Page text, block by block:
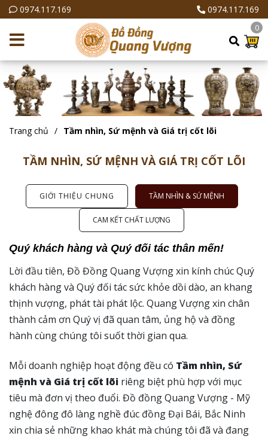
0974.117.169 0974.117.169
0
Trang chủ Tầm nhìn, Sứ mệnh và Giá trị cốt lõi
TẦM NHÌN, SỨ MỆNH VÀ GIÁ TRỊ CỐT LÕI
GIỚI THIỆU CHUNG TẦM NHÌN & SỨ MỆNH
CAM KẾT CHẤT LƯỢNG
Quý khách hàng và Quý đối tác thân mến!
Lời đầu tiên, Đồ Đồng Quang Vượng xin kính chúc Quý
khách hàng và Quý đối tác sức khỏe dồi dào, an khang
thịnh vượng, phát tài phát lộc. Quang Vượng xin chân
thành cảm ơn Quý vị đã quan tâm, ủng hộ và đồng
hành cùng chúng tôi suốt thời gian qua.
Mỗi doanh nghiệp hoạt động đều có Tầm nhìn, Sứ
mệnh và Giá trị cốt lõi riêng biệt phù hợp với mục
tiêu mà đơn vị theo đuổi. Đồ đồng Quang Vượng - Mỹ
nghệ đông đô làng nghề đúc đồng Đại Bái, Bắc Ninh
xin chia sẻ những khao khát mà chúng tôi đã và đang